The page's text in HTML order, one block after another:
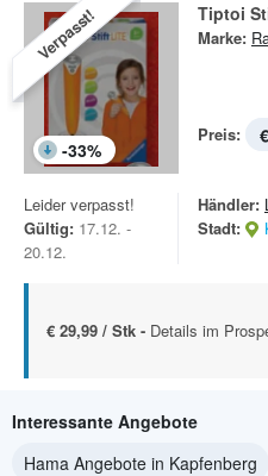
Verpasst!
-33%
Tiptoi
Marke:
Preis:
Leider verpasst!
Gültig: 17.12. -
20.12.
Händler:
Stadt:
€ 29,99 / Stk - Details im
Interessante Angebote
Hama Angebote in Kapfenberg